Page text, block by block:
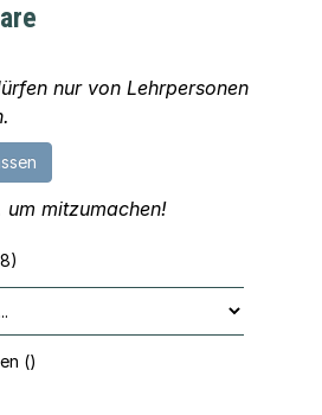
nur von Lehrpersonen
um mitzumachen!
()